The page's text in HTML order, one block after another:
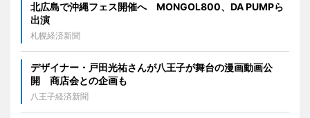
北広島で沖縄フェス開催へ MONGOL800、DA PUMPら
出演
札幌経済新聞
デザイナー・戸田光祐さんが八王子が舞台の漫画動画公
開 商店会との企画も
八王子経済新聞